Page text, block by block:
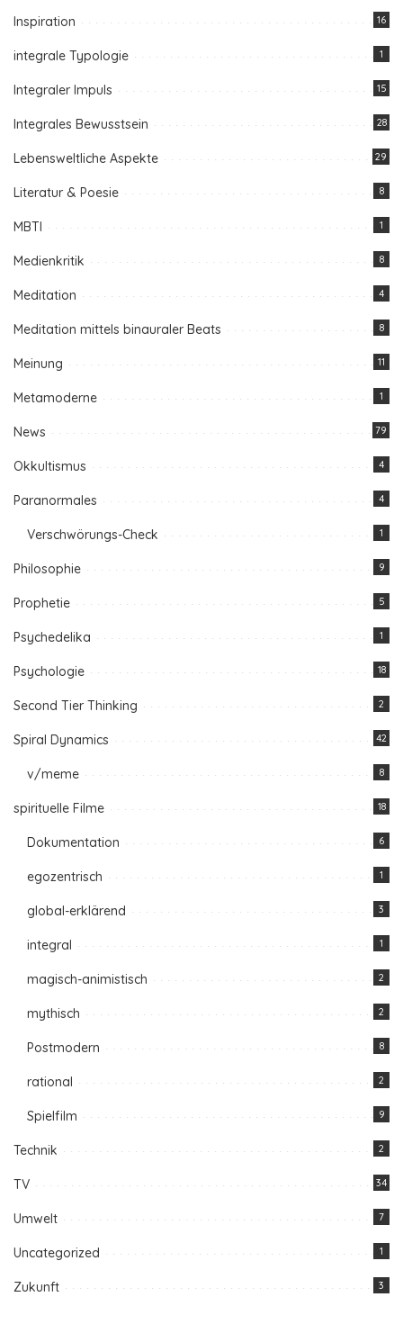
Inspiration 16
integrale Typologie 1
Integraler Impuls 15
Integrales Bewusstsein 28
Lebensweltliche Aspekte 29
Literatur & Poesie 8
MBTI 1
Medienkritik 8
Meditation 4
Meditation mittels binauraler Beats 8
Meinung 11
Metamoderne 1
News 79
Okkultismus 4
Paranormales 4
Verschwörungs-Check 1
Philosophie 9
Prophetie 5
Psychedelika 1
Psychologie 18
Second Tier Thinking 2
Spiral Dynamics 42
v/meme 8
spirituelle Filme 18
Dokumentation 6
egozentrisch 1
global-erklärend 3
integral 1
magisch-animistisch 2
mythisch 2
Postmodern 8
rational 2
Spielfilm 9
Technik 2
TV 34
Umwelt 7
Uncategorized 1
Zukunft 3